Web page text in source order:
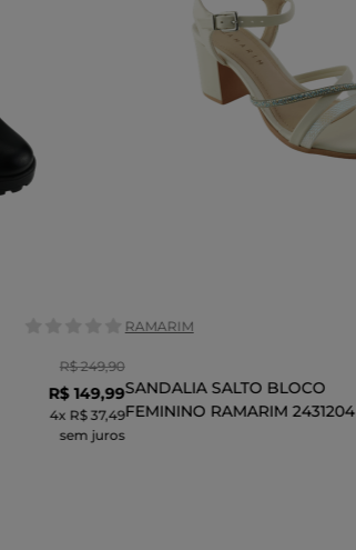
R$ 249,90
R$ 149,99
4x R$ 37,49
sem juros
RAMARIM
SANDALIA SALTO BLOCO
FEMININO RAMARIM 2431204